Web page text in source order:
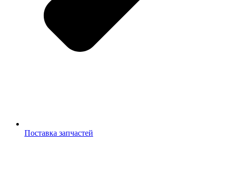
Поставка запчастей